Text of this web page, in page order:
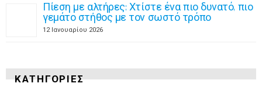
Πίεση με αλτήρες: Χτίστε ένα πιο δυνατό, πιο
γεμάτο στήθος με τον σωστό τρόπο
12 Ιανουαρίου 2026
ΚΑΤΗΓΟΡΊΕΣ